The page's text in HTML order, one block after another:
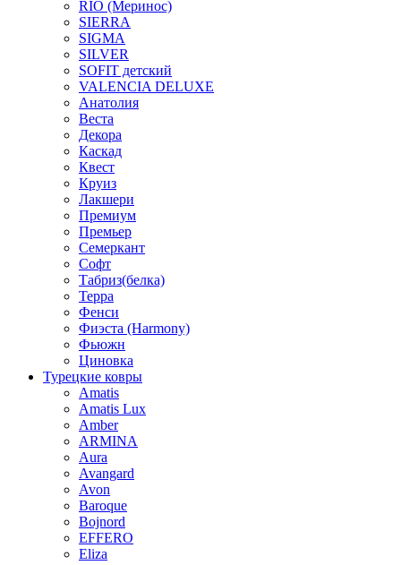
RIO (Меринос)
SIERRA
SIGMA
SILVER
SOFIT детский
VALENCIA DELUXE
Анатолия
Веста
Декора
Каскад
Квест
Круиз
Лакшери
Премиум
Премьер
Семеркант
Софт
Табриз(белка)
Терра
Фенси
Фиэста (Harmony)
Фьюжн
Циновка
Турецкие ковры
Amatis
Amatis Lux
Amber
ARMINA
Aura
Avangard
Avon
Baroque
Bojnord
EFFERO
Eliza